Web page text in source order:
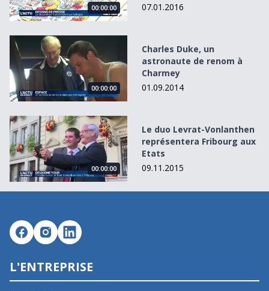
00:00:00
07.01.2016
Charles Duke, un astronaute de renom à Charmey
00:00:00
Charles Duke, un
astronaute de renom à
Charmey
01.09.2014
Le duo Levrat-Vonlanthen représentera Fribourg aux
00:00:00
Le duo Levrat-Vonlanthen
représentera Fribourg aux
Etats
09.11.2015
L'ENTREPRISE